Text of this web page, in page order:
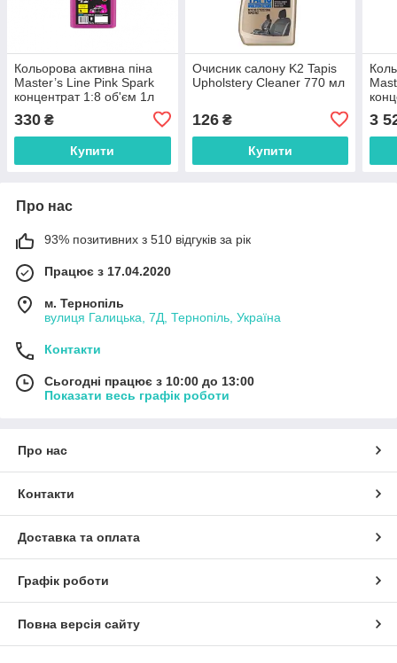
Кольорова активна піна
Master’s Line Pink Spark
концентрат 1:8 об'єм 1л
330 ₴
Купити
Очисник салону K2 Tapis
Upholstery Cleaner 770 мл
126₴
Купити
3
Про нас
93% позитивних з 510 відгуків за рік
Працює з 17.04.2020
м. Тернопіль
вулиця Галицька, 7Д, Тернопіль, Україна
Контакти
Сьогодні працює з 10:00 до 13:00
Показати весь графік роботи
Про нас
Контакти
Доставка та оплата
Графік роботи
Повна версія сайту